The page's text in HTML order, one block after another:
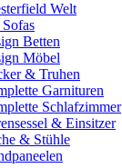
Welt
Betten
Möbel
& Truhen
Garnituren
Schlafzimmer
& Einsitzer
& Stühle